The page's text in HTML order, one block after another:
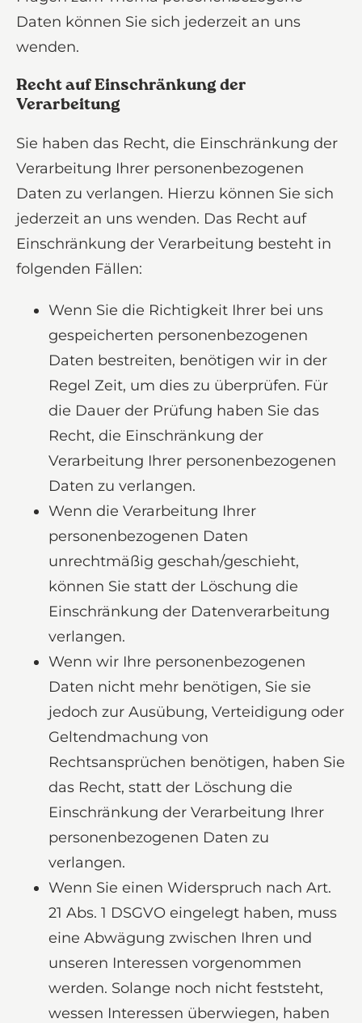
Daten können Sie sich jederzeit an uns
wenden.
Recht auf Einschränkung der
Verarbeitung
Sie haben das Recht, die Einschränkung der
Verarbeitung Ihrer personenbezogenen
Daten zu verlangen. Hierzu können Sie sich
jederzeit an uns wenden. Das Recht auf
Einschränkung der Verarbeitung besteht in
folgenden Fällen:
Wenn Sie die Richtigkeit Ihrer bei uns
gespeicherten personenbezogenen
Daten bestreiten, benötigen wir in der
Regel Zeit, um dies zu überprüfen. Für
die Dauer der Prüfung haben Sie das
Recht, die Einschränkung der
Verarbeitung Ihrer personenbezogenen
Daten zu verlangen.
Wenn die Verarbeitung Ihrer
personenbezogenen Daten
unrechtmäßig geschah/geschieht,
können Sie statt der Löschung die
Einschränkung der Datenverarbeitung
verlangen.
Wenn wir Ihre personenbezogenen
Daten nicht mehr benötigen, Sie sie
jedoch zur Ausübung, Verteidigung oder
Geltendmachung von
Rechtsansprüchen benötigen, haben Sie
das Recht, statt der Löschung die
Einschränkung der Verarbeitung Ihrer
personenbezogenen Daten zu
verlangen.
Wenn Sie einen Widerspruch nach Art.
21 Abs. 1 DSGVO eingelegt haben, muss
eine Abwägung zwischen Ihren und
unseren Interessen vorgenommen
werden. Solange noch nicht feststeht,
wessen Interessen überwiegen, haben